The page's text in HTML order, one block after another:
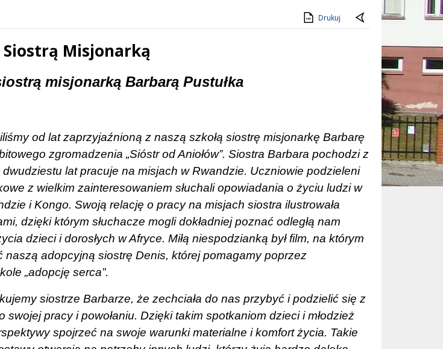
Drukuj
Misjonarką
misjonarką Barbarą Pustułka
od lat zaprzyjaźnioną z naszą szkołą siostrę misjonarkę Barbarę
zgromadzenia „Sióstr od Aniołów”. Siostra Barbara pochodzi z
lat pracuje na misjach w Rwandzie. Uczniowie podzieleni
z wielkim zainteresowaniem słuchali opowiadania o życiu ludzi w
i Kongo. Swoją relację o pracy na misjach siostra ilustrowała
dzięki którym słuchacze mogli dokładniej poznać odległą nam
dzieci i dorosłych w Afryce. Miłą niespodzianką był film, na którym
naszą adopcyjną siostrę Denis, której pomagamy poprzez
„adopcję serca”.
siostrze Barbarze, że zechciała do nas przybyć i podzielić się z
swojej pracy i powołaniu. Dzięki takim spotkaniom dzieci i młodzież
spojrzeć na swoje warunki materialne i komfort życia. Takie